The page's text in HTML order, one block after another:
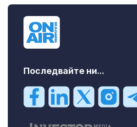
Последвайте ни...